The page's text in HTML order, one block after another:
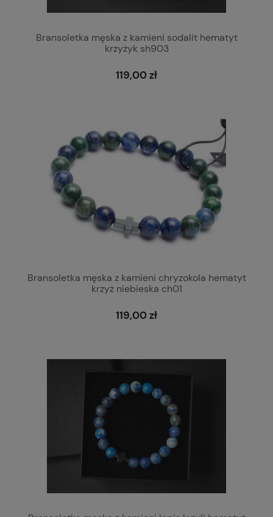
Bransoletka męska z kamieni sodalit hematyt
krzyżyk sh903
119,00 zł
Bransoletka męska z kamieni chryzokola hematyt
krzyż niebieska ch01
119,00 zł